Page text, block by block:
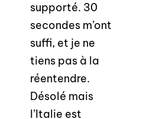
supporté. 30
secondes m’ont
suffi, et je ne
tiens pas à la
réentendre.
Désolé mais
l’Italie est